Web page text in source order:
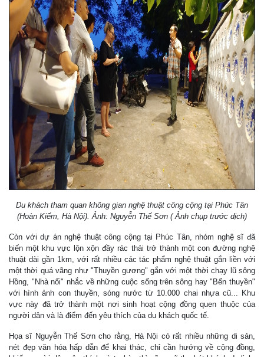
Du khách tham quan không gian nghệ thuật công cộng tại Phúc Tân
(Hoàn Kiếm, Hà Nội). Ảnh: Nguyễn Thế Sơn ( Ảnh chụp trước dịch)
Còn với dự án nghệ thuật công cộng tại Phúc Tân, nhóm nghệ sĩ đã
biến một khu vực lộn xộn đầy rác thải trở thành một con đường nghệ
thuật dài gần 1km, với rất nhiều các tác phẩm nghệ thuật gắn liền với
một thời quá vãng như "Thuyền gương" gắn với một thời chạy lũ sông
Hồng, "Nhà nổi" nhắc về những cuộc sống trên sông hay "Bến thuyền"
với hình ảnh con thuyền, sóng nước từ 10.000 chai nhựa cũ... Khu
vực này đã trở thành một nơi sinh hoạt cộng đồng quen thuộc của
người dân và là điểm đến yêu thích của du khách quốc tế.
Họa sĩ Nguyễn Thế Sơn cho rằng, Hà Nội có rất nhiều những di sản,
nét đẹp văn hóa hấp dẫn để khai thác, chỉ cần hướng về cộng đồng,